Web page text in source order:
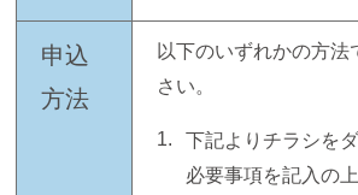
申込
方法
以下のいずれかの方法
さい。
下記よりチラシを
必要事項を記入の